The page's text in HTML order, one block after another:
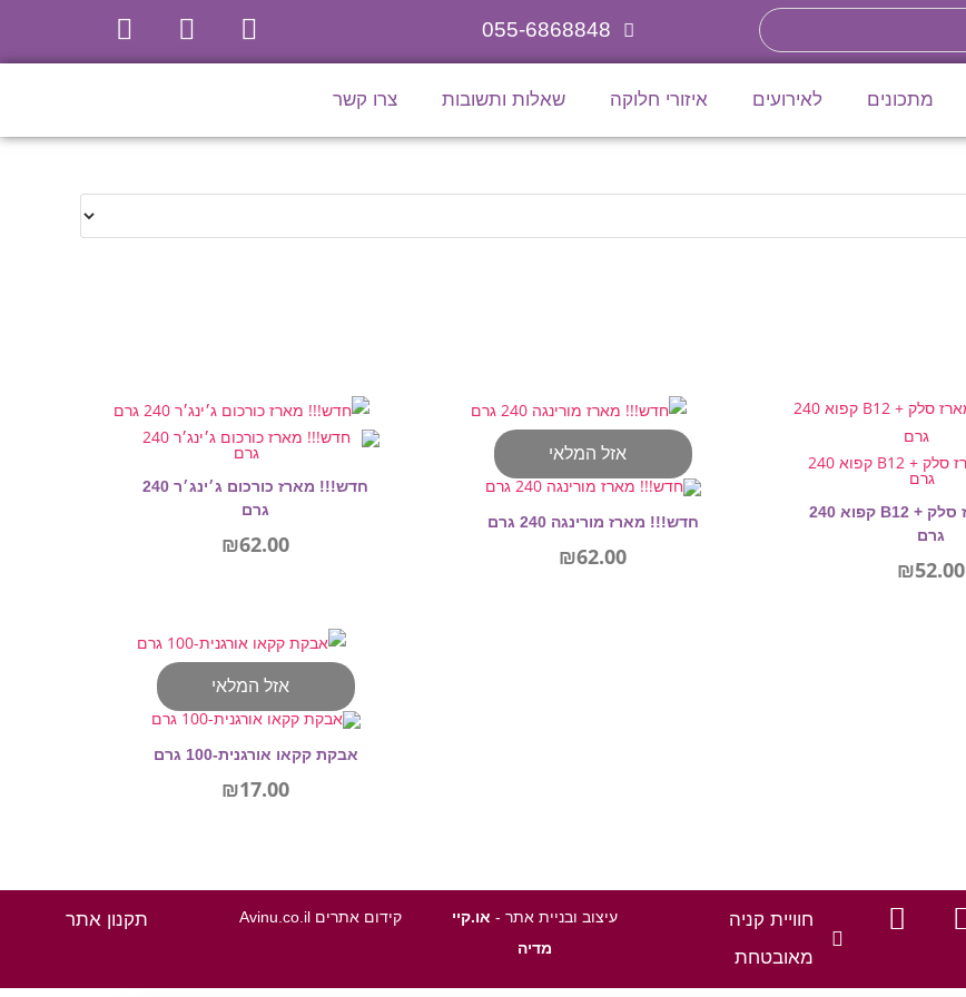
055-6868848
מתכונים לאירועים איזורי חלוקה שאלות ותשובות צרו קשר
חדש!!! מארז כורכום ג׳ינג׳ר 240
גרם
₪62.00
הוספה לסל
אזל המלאי
חדש!!! מארז מורינגה 240 גרם
₪62.00
חדש!!! מארז סלק + B12 קפוא 240
גרם
₪52.00
אזל המלאי
אבקת קקאו אורגנית-100 גרם
₪17.00
מידע נוסף
חוויית קניה
מאובטחת
עיצוב ובניית אתר - או.קיי
מדיה
קידום אתרים Avinu.co.il תקנון אתר